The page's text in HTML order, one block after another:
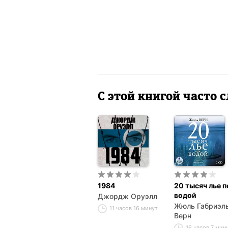
С этой книгой часто
1984
Джордж Оруэлл
11 часов 16 минут
20 тысяч лье
водой
Жюль
Верн